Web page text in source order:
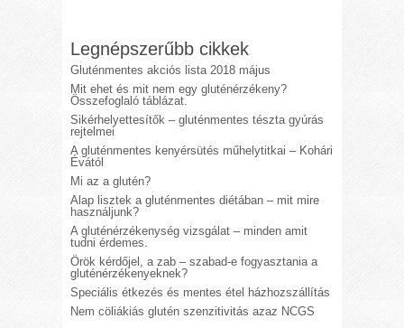
Legnépszerűbb cikkek
Gluténmentes akciós lista 2018 május
Mit ehet és mit nem egy gluténérzékeny?
Összefoglaló táblázat.
Sikérhelyettesítők – gluténmentes tészta gyúrás
rejtelmei
A gluténmentes kenyérsütés műhelytitkai – Kohári
Évától
Mi az a glutén?
Alap lisztek a gluténmentes diétában – mit mire
használjunk?
A gluténérzékenység vizsgálat – minden amit
tudni érdemes.
Örök kérdőjel, a zab – szabad-e fogyasztania a
gluténérzékenyeknek?
Speciális étkezés és mentes étel házhozszállítás
Nem cöliákiás glutén szenzitivitás azaz NCGS